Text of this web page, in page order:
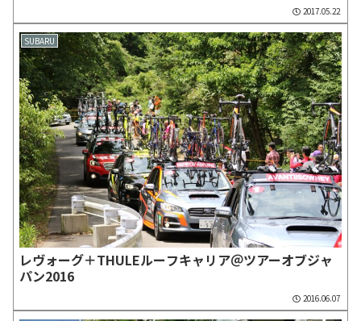
2017.05.22
SUBARU
レヴォーグ＋THULEルーフキャリア＠ツアーオブジャ
パン2016
2016.06.07